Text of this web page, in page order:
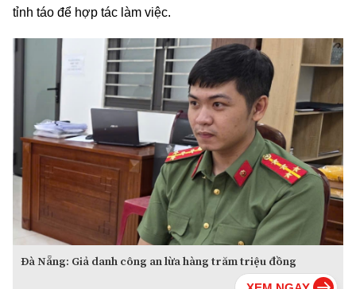
tỉnh táo để hợp tác làm việc.
Đà Nẵng: Giả danh công an lừa hàng trăm triệu đồng